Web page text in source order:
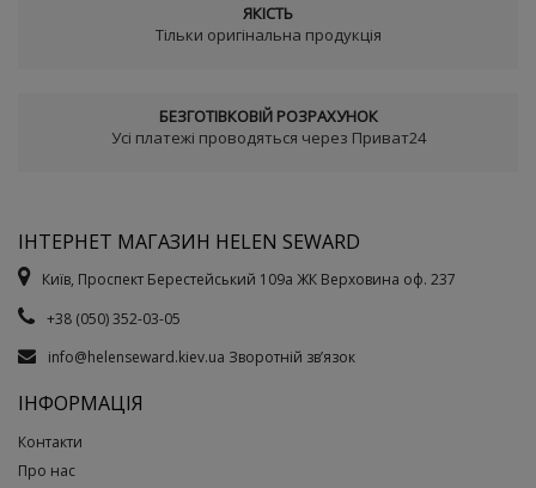
ЯКІСТЬ
Тільки оригінальна продукція
БЕЗГОТІВКОВІЙ РОЗРАХУНОК
Усі платежі проводяться через Приват24
ІНТЕРНЕТ МАГАЗИН HELEN SEWARD
Київ, Проспект Берестейський 109а ЖК Верховина оф. 237
+38 (050) 352-03-05
info@helenseward.kiev.ua Зворотній зв’язок
ІНФОРМАЦІЯ
Контакти
Про нас